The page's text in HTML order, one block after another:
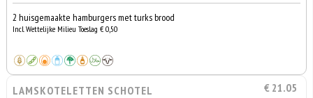
2 huisgemaakte hamburgers met turks brood
Incl. Wettelijke Milieu Toeslag € 0,50
LAMSKOTELETTEN SCHOTEL € 21.05